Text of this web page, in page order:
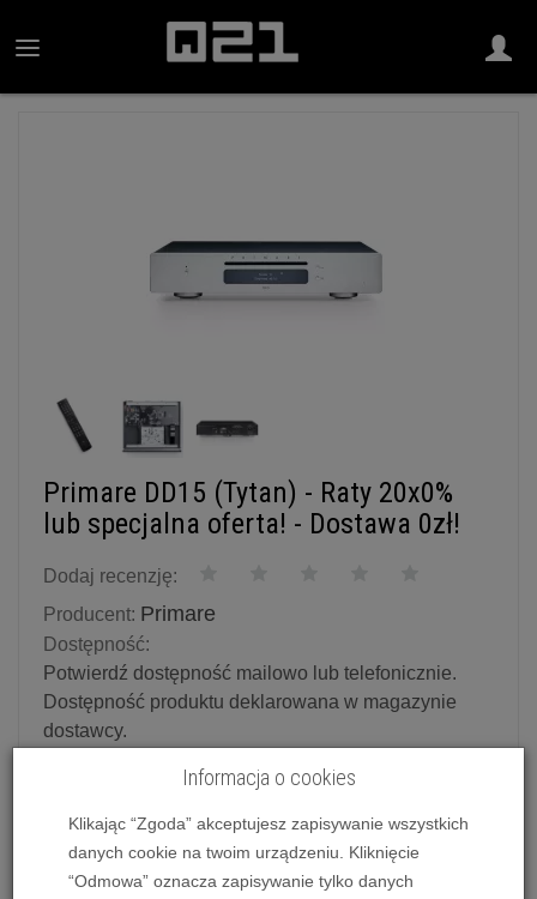
Primare DD15 (Tytan) - Raty 20x0%
lub specjalna oferta! - Dostawa 0zł!
Dodaj recenzję:
Producent: Primare
Dostępność:
Potwierdź dostępność mailowo lub telefonicznie.
Dostępność produktu deklarowana w magazynie
dostawcy.
Powiadom o dostępności
Historia ceny
Informacja o cookies
Klikając “Zgoda” akceptujesz zapisywanie wszystkich
danych cookie na twoim urządzeniu. Kliknięcie
“Odmowa” oznacza zapisywanie tylko danych